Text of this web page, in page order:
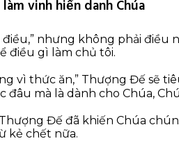
vinh hiển danh Chúa
điều,” nhưng không phải điều
điều gì làm chủ tôi.
vì thức ăn,” Thượng Đế sẽ
đâu mà là dành cho Chúa,
Đế đã khiến Chúa
kẻ chết nữa.